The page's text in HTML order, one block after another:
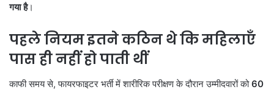
गया है।
पहले नियम इतने कठिन थे कि महिलाएँ
पास ही नहीं हो पाती थीं
काफी समय से, फायरफाइटर भर्ती में शारीरिक परीक्षण के दौरान उम्मीदवारों को60